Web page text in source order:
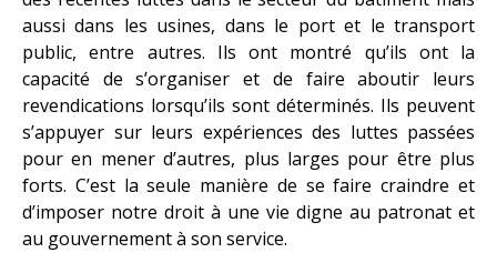
aussi dans les usines, dans le port et le transport
public, entre autres. Ils ont montré qu’ils ont la
capacité de s’organiser et de faire aboutir leurs
revendications lorsqu’ils sont déterminés. Ils peuvent
s’appuyer sur leurs expériences des luttes passées
pour en mener d’autres, plus larges pour être plus
forts. C’est la seule manière de se faire craindre et
d’imposer notre droit à une vie digne au patronat et
au gouvernement à son service.